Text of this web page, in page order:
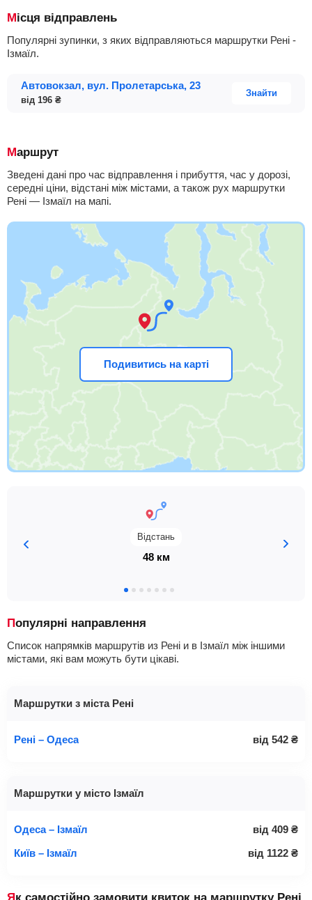
Місця відправлень
Популярні зупинки, з яких відправляються маршрутки Рені -
Ізмаїл.
Автовокзал, вул. Пролетарська, 23
від 196 ₴
Знайти
Маршрут
Зведені дані про час відправлення і прибуття, час у дорозі,
середні ціни, відстані між містами, а також рух маршрутки
Рені — Ізмаїл на мапі.
Подивитись на карті
Відстань
48 км
Популярні направлення
Список напрямків маршрутів из Рені и в Ізмаїл між іншими
містами, які вам можуть бути цікаві.
Маршрутки з міста Рені
Рені – Одеса від 542 ₴
Маршрутки у місто Ізмаїл
Одеса – Ізмаїл від 409 ₴
Київ – Ізмаїл
від 1122 ₴